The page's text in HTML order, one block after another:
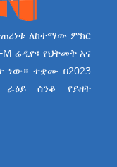
ለከተማው ምክር
ሬዲዮ፣ የህትመት እና
ነው። ተቋሙ በ2023
ሰንቆ የይዘት